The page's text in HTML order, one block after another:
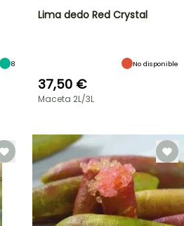
8
Lima dedo Red Crystal
No disponible
37,50 €
Maceta 2L/3L